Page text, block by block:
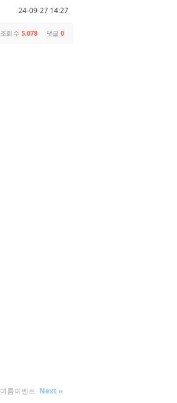
24-09-27 14:27
조회 수 5,078 댓글 0
여름이벤트 Next »